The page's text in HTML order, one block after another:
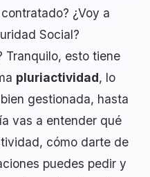
¿Voy a
Social?
Tranquilo, esto tiene
pluriactividad, lo
gestionada, hasta
vas a entender qué
cómo darte de
puedes pedir y